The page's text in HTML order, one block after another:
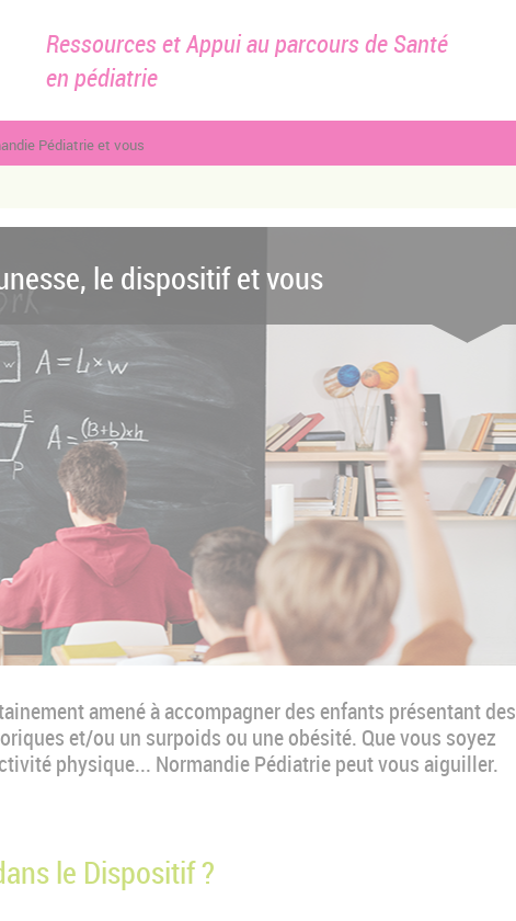
Ressources et Appui au parcours de Santé
en pédiatrie
Pédiatrie et vous
le dispositif et vous
amené à accompagner des enfants présentant des
et/ou un surpoids ou une obésité. Que vous soyez
physique... Normandie Pédiatrie peut vous aiguiller.
le Dispositif ?